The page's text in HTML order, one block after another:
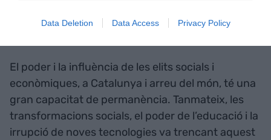
Data Deletion Data Access Privacy Policy
monarquia espanyola"
El poder i la influència de les elits socials i
econòmiques, a Catalunya i arreu del món, té una
gran capacitat de permanència. Tanmateix, les
transformacions socials, el poder de l’educació i la
irrupció de noves tecnologies va trencant aquest